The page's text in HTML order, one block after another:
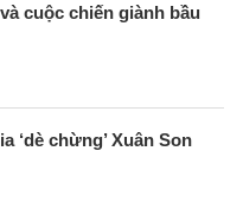
cuộc chiến giành bầu
‘dè chừng’ Xuân Son